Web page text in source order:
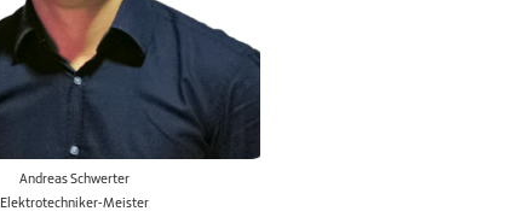
Andreas Schwerter
Elektrotechniker-Meister